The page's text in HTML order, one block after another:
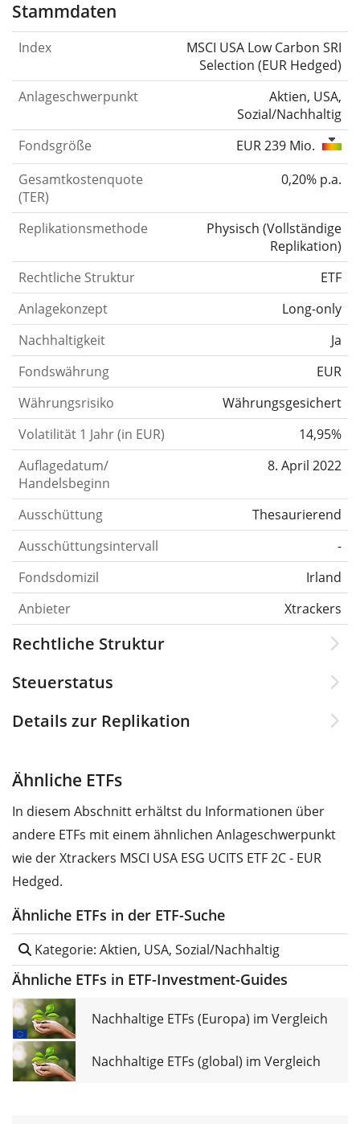
Stammdaten
Index
MSCI USA Low Carbon SRI
Selection (EUR Hedged)
Anlageschwerpunkt
Aktien, USA,
Sozial/Nachhaltig
Fondsgröße
EUR 239 Mio.
Gesamtkostenquote
(TER)
0,20% p.a.
Replikationsmethode Physisch (Vollständige
Replikation)
Rechtliche Struktur
ETF
Anlagekonzept
Long-only
Nachhaltigkeit
Ja
Fondswährung
EUR
Währungsrisiko
Währungsgesichert
Volatilität 1 Jahr (in EUR)
14,95%
Auflagedatum/
Handelsbeginn
8. April 2022
Ausschüttung
Thesaurierend
Ausschüttungsintervall
-
Fondsdomizil
Irland
Anbieter
Xtrackers
Rechtliche Struktur
Steuerstatus
Details zur Replikation
Ähnliche ETFs
In diesem Abschnitt erhältst du Informationen über
andere ETFs mit einem ähnlichen Anlageschwerpunkt
wie der Xtrackers MSCI USA ESG UCITS ETF 2C - EUR
Hedged.
Ähnliche ETFs in der ETF-Suche
Kategorie: Aktien, USA, Sozial/Nachhaltig
Ähnliche ETFs in ETF-Investment-Guides
Nachhaltige ETFs (Europa) im Vergleich
Nachhaltige ETFs (global) im Vergleich